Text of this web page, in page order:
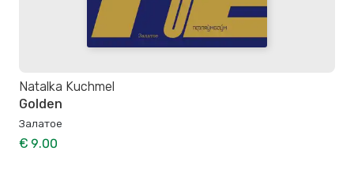
Natalka Kuchmel
Golden
Залатое
€ 9.00